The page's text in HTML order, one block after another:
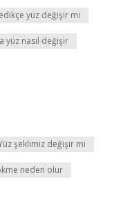
yüz değişir mi
yüz nasıl değişir
şeklimiz değişir mi
neden olur